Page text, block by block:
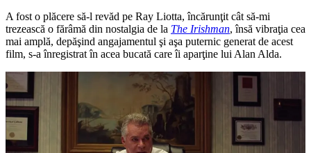
A fost o plăcere să-l revăd pe Ray Liotta, încărunţit cât să-mi
trezească o fărâmă din nostalgia de la The Irishman, însă vibraţia cea
mai amplă, depăşind angajamentul şi aşa puternic generat de acest
film, s-a înregistrat în acea bucată care îi aparţine lui Alan Alda.